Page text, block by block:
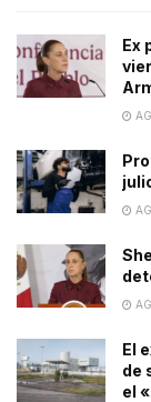
Ex
El
de
el